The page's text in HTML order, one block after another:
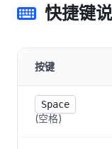
快捷键
按键
Space
(空格)